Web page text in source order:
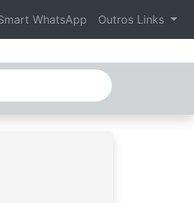
WhatsApp Outros Links